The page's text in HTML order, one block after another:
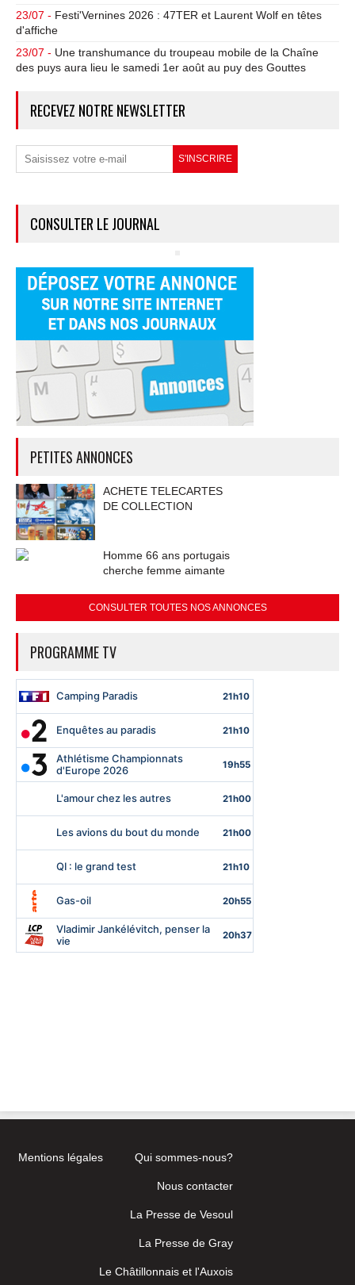
23/07 - Festi'Vernines 2026 : 47TER et Laurent Wolf en têtes
d'affiche
23/07 - Une transhumance du troupeau mobile de la Chaîne
des puys aura lieu le samedi 1er août au puy des Gouttes
RECEVEZ NOTRE NEWSLETTER
CONSULTER LE JOURNAL
PETITES ANNONCES
ACHETE TELECARTES
DE COLLECTION
Homme 66 ans portugais
cherche femme aimante
CONSULTER TOUTES NOS ANNONCES
PROGRAMME TV
Mentions légales Qui sommes-nous?
Nous contacter
La Presse de Vesoul
La Presse de Gray
Le Châtillonnais et l'Auxois